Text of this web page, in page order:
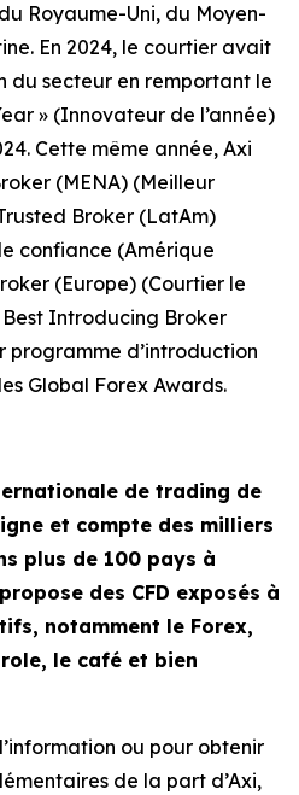
Royaume-Uni, du Moyen-
En 2024, le courtier avait
du secteur en remportant le
» (Innovateur de l’année)
Cette même année, Axi
(MENA) (Meilleur
Broker (LatAm)
confiance (Amérique
(Europe) (Courtier le
Introducing Broker
programme d’introduction
Global Forex Awards.
de trading de
et compte des milliers
plus de 100 pays à
des CFD exposés à
notamment le Forex,
le café et bien
ou pour obtenir
de la part d’Axi,